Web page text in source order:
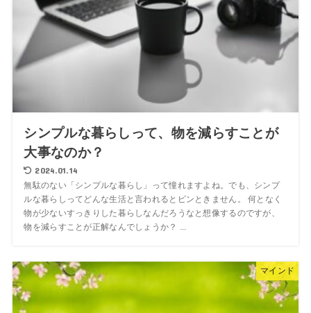
シンプルな暮らしって、物を減らすことが
大事なのか？
2024.01.14
無駄のない「シンプルな暮らし」って憧れますよね。でも、シンプ
ルな暮らしってどんな生活と言われるとピンときません。 何となく
物が少ないすっきりした暮らしなんだろうなと想像するのですが、
物を減らすことが正解なんでしょうか？ ...
マインド